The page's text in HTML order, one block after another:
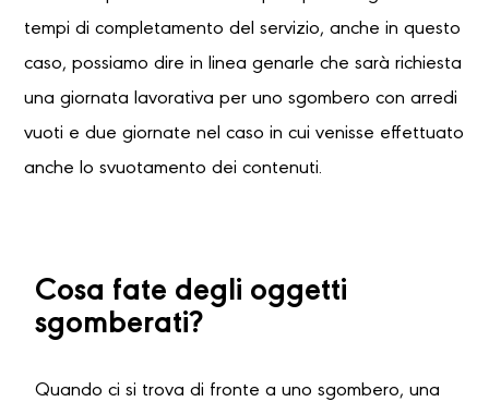
tempi di completamento del servizio, anche in questo
caso, possiamo dire in linea genarle che sarà richiesta
una giornata lavorativa per uno sgombero con arredi
vuoti e due giornate nel caso in cui venisse effettuato
anche lo svuotamento dei contenuti.
Cosa fate degli oggetti
sgomberati?
Quando ci si trova di fronte a uno sgombero, una